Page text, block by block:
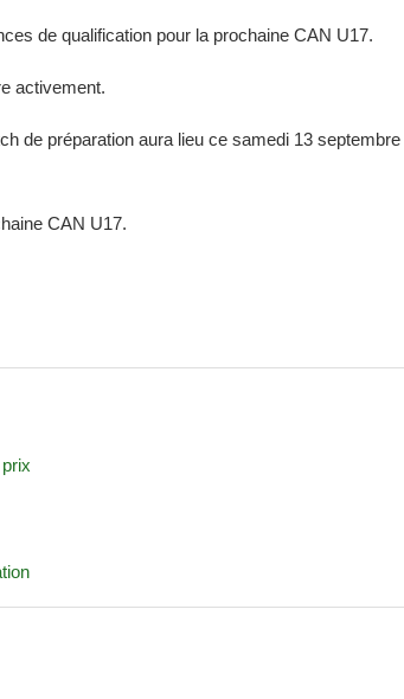
de qualification pour la prochaine CAN U17.
activement.
de préparation aura lieu ce samedi 13 septembre
CAN U17.